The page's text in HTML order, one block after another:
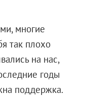
многие
так плохо
на нас,
годы
поддержка.